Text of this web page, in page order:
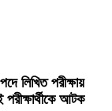
লিখিত পরীক্ষায়
আটক